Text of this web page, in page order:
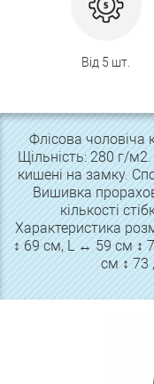
Від 5 шт.
Флісова чоловіча
Щільність: 280 г/м2.
кишені на замку.
Вишивка
кількості
Характеристика
↕ 69 см, L ↔ 59 см ↕
см ↕ 73